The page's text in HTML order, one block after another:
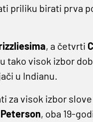
priliku birati prva
, a četvrti
tako visok izbor
u Indianu.
za visok izbor
, oba 19-